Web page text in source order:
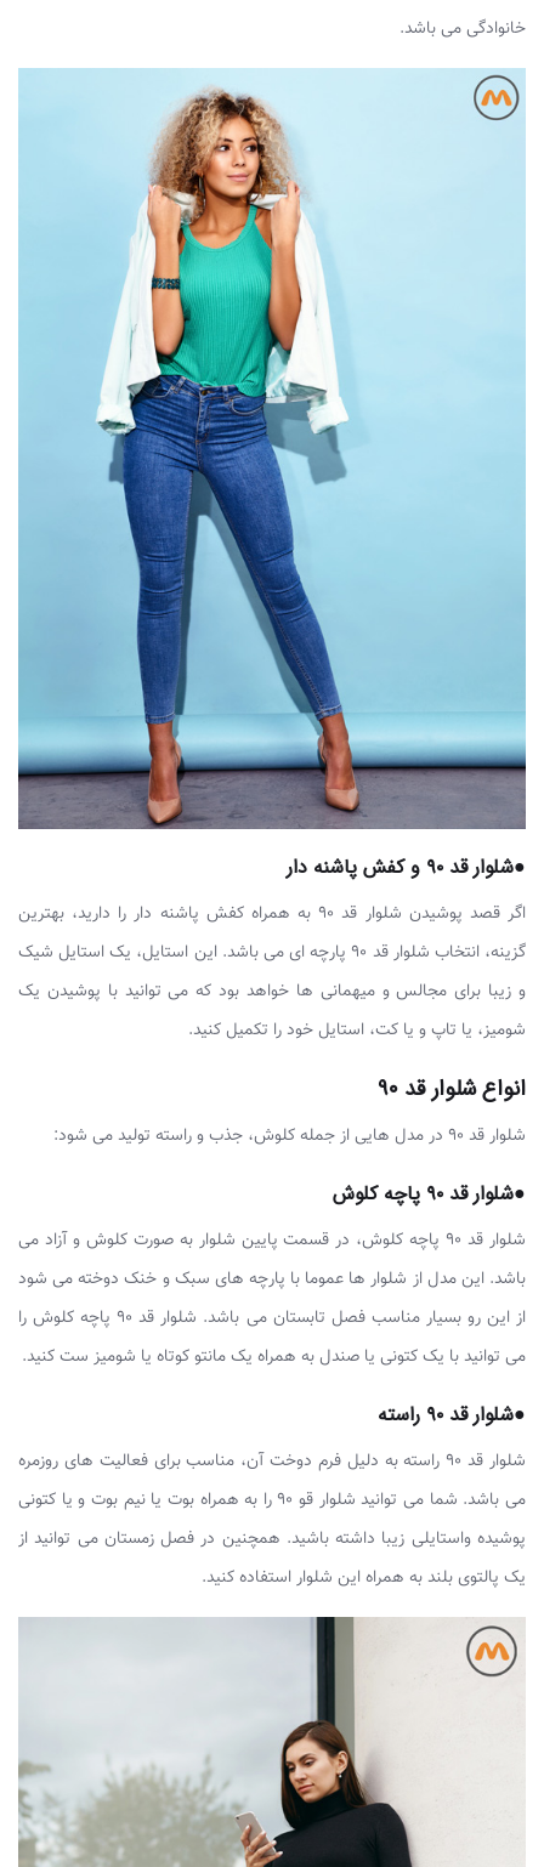
خانوادگی می باشد.
●شلوار قد ۹۰ و کفش پاشنه دار
اگر قصد پوشیدن شلوار قد ۹۰ به همراه کفش پاشنه دار را دارید، بهترین
گزینه، انتخاب شلوار قد ۹۰ پارچه ای می باشد. این استایل، یک استایل شیک
و زیبا برای مجالس و میهمانی ها خواهد بود که می توانید با پوشیدن یک
شومیز، یا تاپ و یا کت، استایل خود را تکمیل کنید.
انواع شلوار قد ۹۰
شلوار قد ۹۰ در مدل هایی از جمله کلوش، جذب و راسته تولید می شود:
●شلوار قد ۹۰ پاچه کلوش
شلوار قد ۹۰ پاچه کلوش، در قسمت پایین شلوار به صورت کلوش و آزاد می
باشد. این مدل از شلوار ها عموما با پارچه های سبک و خنک دوخته می شود
از این رو بسیار مناسب فصل تابستان می باشد. شلوار قد ۹۰ پاچه کلوش را
می توانید با یک کتونی یا صندل به همراه یک مانتو کوتاه یا شومیز ست کنید.
●شلوار قد ۹۰ راسته
شلوار قد ۹۰ راسته به دلیل فرم دوخت آن، مناسب برای فعالیت های روزمره
می باشد. شما می توانید شلوار قو ۹۰ را به همراه بوت یا نیم بوت و یا کتونی
پوشیده واستایلی زیبا داشته باشید. همچنین در فصل زمستان می توانید از
یک پالتوی بلند به همراه این شلوار استفاده کنید.